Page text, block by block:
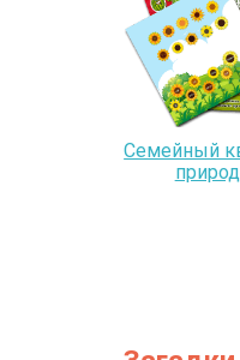
Семейный